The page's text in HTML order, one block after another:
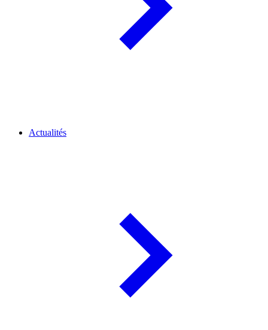
Actualités